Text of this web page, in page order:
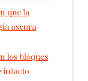
que la
oscura
los bloques
intacto